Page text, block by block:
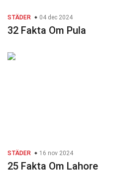
STÄDER 04 dec 2024
32 Fakta Om Pula
STÄDER 16 nov 2024
25 Fakta Om Lahore